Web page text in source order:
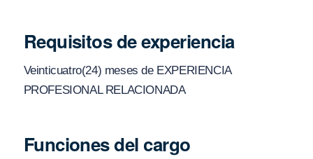
Requisitos de experiencia
Veinticuatro(24) meses de EXPERIENCIA
PROFESIONAL RELACIONADA
Funciones del cargo